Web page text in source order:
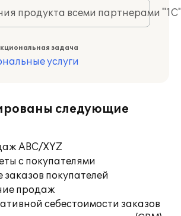
продукта всеми партнерами
задача
услуги
следующие
ABC/XYZ
с покупателями
покупателей
продаж
себестоимости заказов